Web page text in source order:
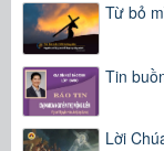
Từ bỏ
Tin
Lời